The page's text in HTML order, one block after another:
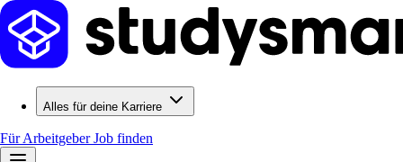
Alles für deine Karriere
Für ArbeitgeberJob finden